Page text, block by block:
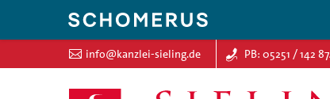
info@kanzlei-sieling.de PB: 05251 / 142